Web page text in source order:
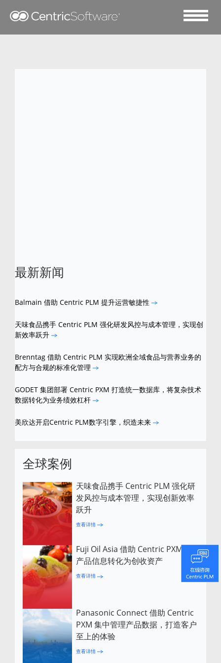
最新新闻
Balmain 借助 Centric PLM 提升运营敏捷性
天味食品携手 Centric PLM 强化研发风控与成本管理，实现创
新效率跃升
Brenntag 借助 Centric PLM 实现欧洲全域食品与营养业务的
配方与合规的标准化管理
GODET 集团部署 Centric PXM 打造统一数据库，将复杂技术
数据转化为业务绩效杠杆
美欣达开启Centric PLM数字引擎，织造未来
全球案例
天味食品携手 Centric PLM 强化研
发风控与成本管理，实现创新效率
跃升
查看详情
Fuji Oil Asia 借助 Centric PXM 将
产品信息转化为创收资产
查看详情
Panasonic Connect 借助 Centric
PXM 集中管理产品数据，打造客户
至上的体验
查看详情